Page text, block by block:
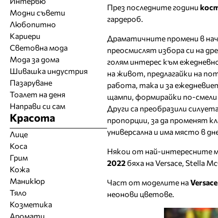
През последните години
гардероб.
Драматичните промени в
преосмислят избора си на
голям интерес към
на живот, предлагайки на
работа, така и за
щампи, формирайки по-
Други са преобразили
пропорции, за да променят
универсална и има място в
Някои от най-интересните
2022 бяха на Versace, Stella
Част от моделите наVersace
неонови цветове.
Модни съвети
Любопитно
Кариери
Световна мода
Мода за дома
Шивашка индустрия
Пазаруване
Тоалет на деня
Направи си сам
Красота
Лице
Коса
Грим
Кожа
Маникюр
Тяло
Козметика
Аромати